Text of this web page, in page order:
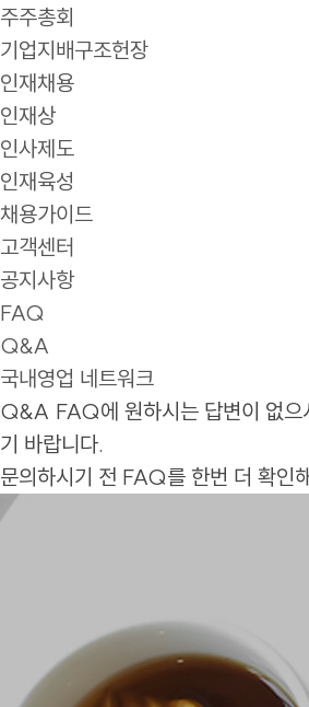
주주총회
기업지배구조헌장
인재채용
인재상
인사제도
인재육성
채용가이드
고객센터
공지사항
FAQ
Q&A
국내영업 네트워크
Q&A FAQ에 원하시는 답변이 없으
기 바랍니다.
문의하시기 전 FAQ를 한번 더 확인